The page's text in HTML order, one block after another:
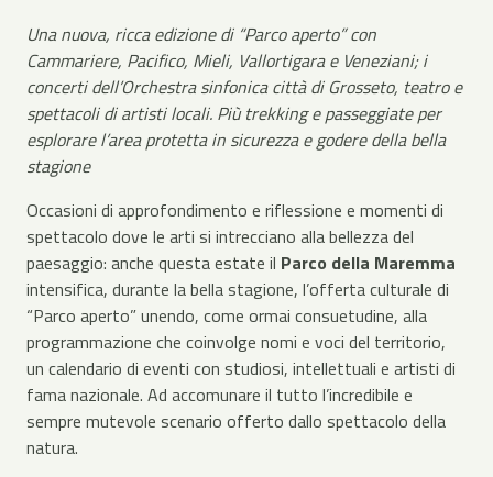
Una nuova, ricca edizione di “Parco aperto” con
Cammariere, Pacifico, Mieli, Vallortigara e Veneziani; i
concerti dell’Orchestra sinfonica città di Grosseto, teatro e
spettacoli di artisti locali. Più trekking e passeggiate per
esplorare l’area protetta in sicurezza e godere della bella
stagione
Occasioni di approfondimento e riflessione e momenti di
spettacolo dove le arti si intrecciano alla bellezza del
paesaggio: anche questa estate il Parco della Maremma
intensifica, durante la bella stagione, l’offerta culturale di
“Parco aperto” unendo, come ormai consuetudine, alla
programmazione che coinvolge nomi e voci del territorio,
un calendario di eventi con studiosi, intellettuali e artisti di
fama nazionale. Ad accomunare il tutto l’incredibile e
sempre mutevole scenario offerto dallo spettacolo della
natura.